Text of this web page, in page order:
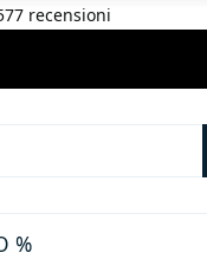
recensioni
%